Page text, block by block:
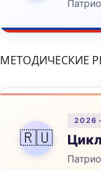
МЕТОДИЧЕСКИЕ
🇷🇺
2026